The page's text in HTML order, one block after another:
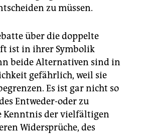
zu müssen.
über die doppelte
ist in ihrer Symbolik
beide Alternativen sind in
gefährlich, weil sie
Es ist gar nicht so
Entweder-oder zu
Kenntnis der vielfältigen
Widersprüche, des